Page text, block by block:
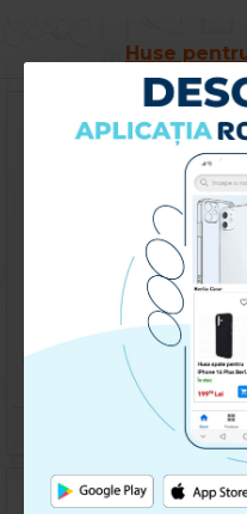
Huse
Husa spate pentru Honor 90 5G- Happy case
119.90 lei
CUMPARA